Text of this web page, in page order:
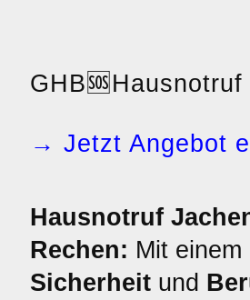
GHB🆘 Hausnotruf
→ Jetzt Angebot
Hausnotruf
Rechen: Mit
Sicherheit und